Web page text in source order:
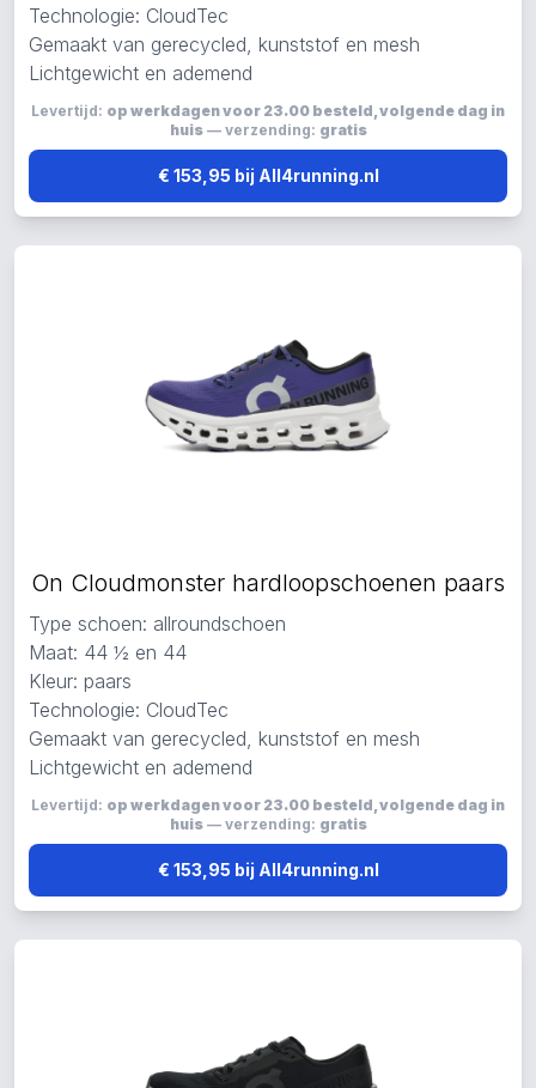
Technologie: CloudTec
Gemaakt van gerecycled, kunststof en mesh
Lichtgewicht en ademend
Levertijd: op werkdagen voor 23.00 besteld, volgende dag in
huis— verzending: gratis
€ 153,95 bij All4running.nl
On Cloudmonster hardloopschoenen paars
Type schoen: allroundschoen
Maat: 44 ½ en 44
Kleur: paars
Technologie: CloudTec
Gemaakt van gerecycled, kunststof en mesh
Lichtgewicht en ademend
Levertijd: op werkdagen voor 23.00 besteld, volgende dag in
huis— verzending: gratis
€ 153,95 bij All4running.nl